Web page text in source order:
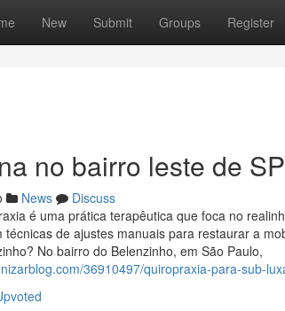
New Submit Groups Register
no bairro leste de SP
News
Discuss
é uma prática terapêutica que foca no
de ajustes manuais para restaurar a
No bairro do Belenzinho, em São Paulo,
36910497/quiropraxia-para-sub-